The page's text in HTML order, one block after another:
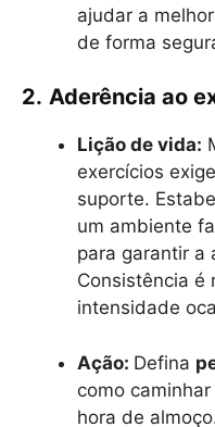
ajudar a
de forma
2. Aderência ao
Lição de vida:
exercícios exige
suporte.
um ambiente
para garantir a
Consistência é
intensidade
Ação: Defina
como
hora de